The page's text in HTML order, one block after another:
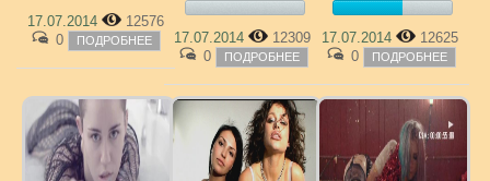
17.07.2014
12576
0
ПОДРОБНЕЕ 17.07.2014
12309
0
ПОДРОБНЕЕ
17.07.2014
12625
0
ПОДРОБНЕЕ